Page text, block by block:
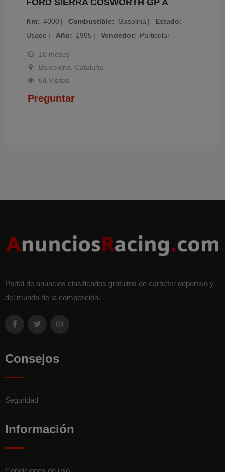
Km 4000 Combustible Gasolina
Estado
Usado
Año 1985 Vendedor Particular
10 meses
Barcelona, Cataluña
64 Visitas
Preguntar
Portal de anuncios clasificados gratuitos de carácter deportivo y
del mundo de la competición.
Consejos
Seguridad
Información